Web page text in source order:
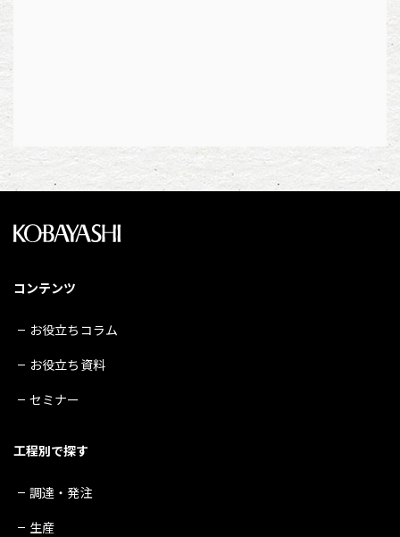
コンテンツ
お役立ちコラム
お役立ち資料
セミナー
工程別で探す
調達・発注
生産